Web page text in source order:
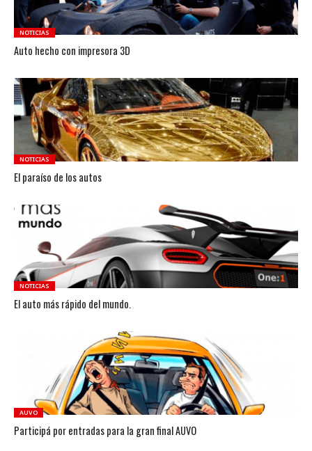
NOTICIAS
Auto hecho con impresora 3D
NOTICIAS
El paraíso de los autos
NOTICIAS
El auto más rápido del mundo.
AUVO
Participá por entradas para la gran final AUVO